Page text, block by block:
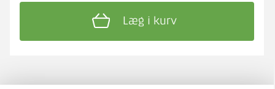
Læg i kurv